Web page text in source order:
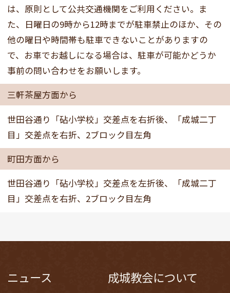
は、原則として公共交通機関をご利用ください。ま
た、日曜日の9時から12時までが駐車禁止のほか、その
他の曜日や時間帯も駐車できないことがありますの
で、お車でお越しになる場合は、駐車が可能かどうか
事前の問い合わせをお願いします。
三軒茶屋方面から
世田谷通り「砧小学校」交差点を右折後、「成城二丁
目」交差点を右折、2ブロック目左角
町田方面から
世田谷通り「砧小学校」交差点を左折後、「成城二丁
目」交差点を右折、2ブロック目左角
ニュース 成城教会について